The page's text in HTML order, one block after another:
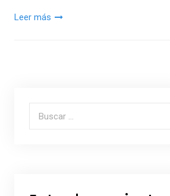
Leer más
Buscar por: